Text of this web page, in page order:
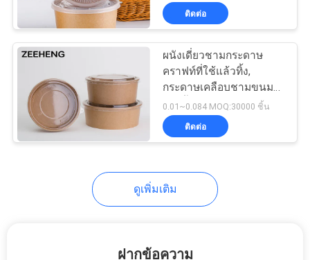
ชามอาหารกระดาษ
ถ้วยซุปคราฟท์
ติดต่อ
ผนังเดี่ยวชามกระดาษ
คราฟท์ที่ใช้แล้วทิ้ง,
กระดาษเคลือบชามขนม
ขบเคี้ยว
0.01~0.084 MOQ:30000 ชิ้น
ติดต่อ
ดูเพิ่มเติม
ฝากข้อความ